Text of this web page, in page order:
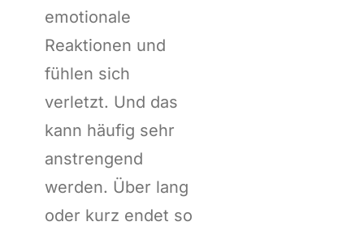
emotionale
Reaktionen und
fühlen sich
verletzt. Und das
kann häufig sehr
anstrengend
werden. Über lang
oder kurz endet so